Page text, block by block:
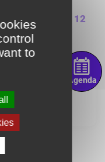
Agenda
au dimanche 12
pratiques
to